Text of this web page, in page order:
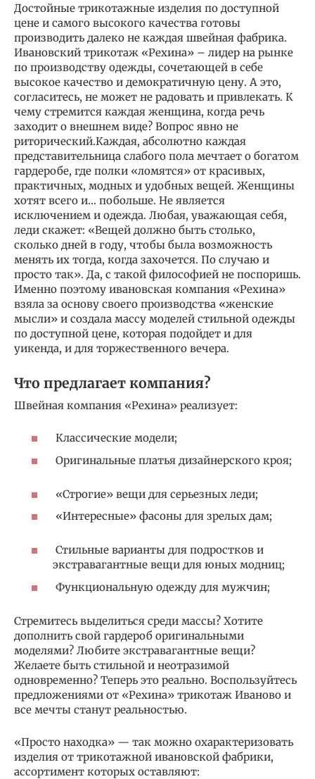
Достойные трикотажные изделия по доступной
цене и самого высокого качества готовы
производить далеко не каждая швейная фабрика.
Ивановский трикотаж «Рехина» – лидер на рынке
по производству одежды, сочетающей в себе
высокое качество и демократичную цену. А это,
согласитесь, не может не радовать и привлекать. К
чему стремится каждая женщина, когда речь
заходит о внешнем виде? Вопрос явно не
риторический.Каждая, абсолютно каждая
представительница слабого пола мечтает о богатом
гардеробе, где полки «ломятся» от красивых,
практичных, модных и удобных вещей. Женщины
хотят всего и… побольше. Не является
исключением и одежда. Любая, уважающая себя,
леди скажет: «Вещей должно быть столько,
сколько дней в году, чтобы была возможность
менять их тогда, когда захочется. По случаю и
просто так». Да, с такой философией не поспоришь.
Именно поэтому ивановская компания «Рехина»
взяла за основу своего производства «женские
мысли» и создала массу моделей стильной одежды
по доступной цене, которая подойдет и для
уикенда, и для торжественного вечера.
Что предлагает компания?
Швейная компания «Рехина» реализует:
Классические модели;
Оригинальные платья дизайнерского кроя;
«Строгие» вещи для серьезных леди;
«Интересные» фасоны для зрелых дам;
Стильные варианты для подростков и
экстравагантные вещи для юных модниц;
Функциональную одежду для мужчин;
Стремитесь выделиться среди массы? Хотите
дополнить свой гардероб оригинальными
моделями? Любите экстравагантные вещи?
Желаете быть стильной и неотразимой
одновременно? Теперь это реально. Воспользуйтесь
предложениями от «Рехина» трикотаж Иваново и
все мечты станут реальностью.
«Просто находка» — так можно охарактеризовать
изделия от трикотажной ивановской фабрики,
ассортимент которых оставляют: